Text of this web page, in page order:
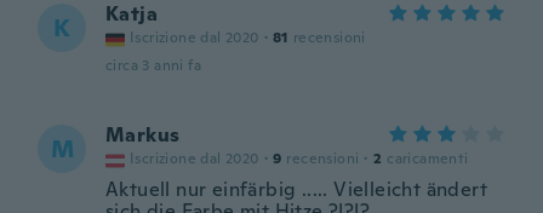
K Katja
Iscrizione dal 2020 · 81 recensioni
circa 3 anni fa
M Markus
Iscrizione dal 2020 · 9 recensioni · 2 caricamenti
Aktuell nur einfärbig ..... Vielleicht ändert